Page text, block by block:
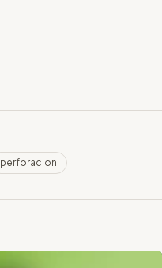
perforacion